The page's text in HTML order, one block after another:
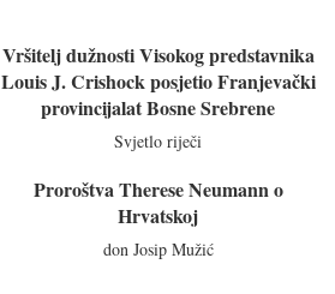
Vršitelj dužnosti Visokog predstavnika
Louis J. Crishock posjetio Franjevački
provincijalat Bosne Srebrene
Svjetlo riječi
Proroštva Therese Neumann o
Hrvatskoj
don Josip Mužić